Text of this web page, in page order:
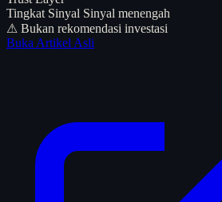
Tingkat Sinyal Sinyal menengah
⚠ Bukan rekomendasi investasi
Buka Artikel Asli